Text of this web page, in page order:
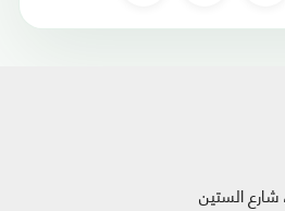
الستين